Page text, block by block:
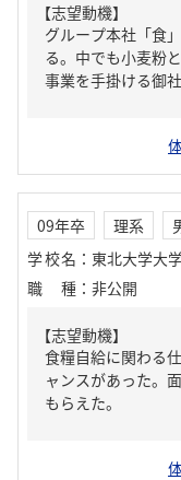
【志望動機】
グループ本社「食
る。中でも小麦粉
事業を手掛ける御
09年卒 理系
学校名 ： 東北大学大
職種 ： 非公開
【志望動機】
食糧自給に関わる
ャンスがあった。
もらえた。